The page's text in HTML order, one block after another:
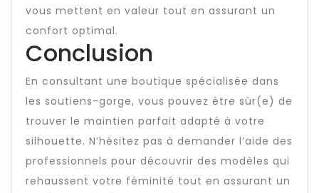
vous mettent en valeur tout en assurant un
confort optimal.
Conclusion
En consultant une boutique spécialisée dans
les soutiens-gorge, vous pouvez être sûr(e) de
trouver le maintien parfait adapté à votre
silhouette. N’hésitez pas à demander l’aide des
professionnels pour découvrir des modèles qui
rehaussent votre féminité tout en assurant un